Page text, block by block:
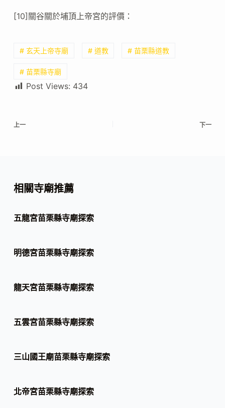
[10]關谷關於埔頂上帝宮的評價：
# 玄天上帝寺廟 # 道教 # 苗栗縣道教
# 苗栗縣寺廟
Post Views: 434
上一 下一
相關寺廟推薦
五龍宮苗栗縣寺廟探索
明德宮苗栗縣寺廟探索
龍天宮苗栗縣寺廟探索
五雲宮苗栗縣寺廟探索
三山國王廟苗栗縣寺廟探索
北帝宮苗栗縣寺廟探索